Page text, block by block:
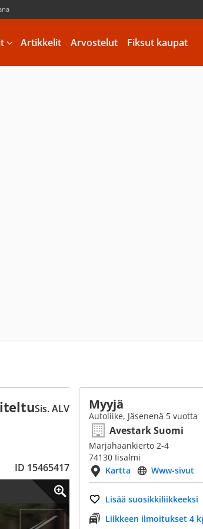
Artikkelit Arvostelut Fiksut kaupat
Sis. ALV
ID 15465417
Myyjä
Autoliike, Jäsenenä 5 vuotta
Avestark Suomi
Marjahaankierto 2-4
74130 Iisalmi
Kartta
Www-sivut
Lisää suosikkiliikkeeksi
Liikkeen ilmoitukset 4